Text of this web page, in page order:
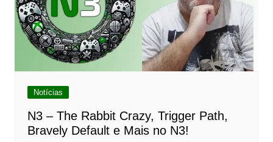
Notícias
N3 – The Rabbit Crazy, Trigger Path,
Bravely Default e Mais no N3!